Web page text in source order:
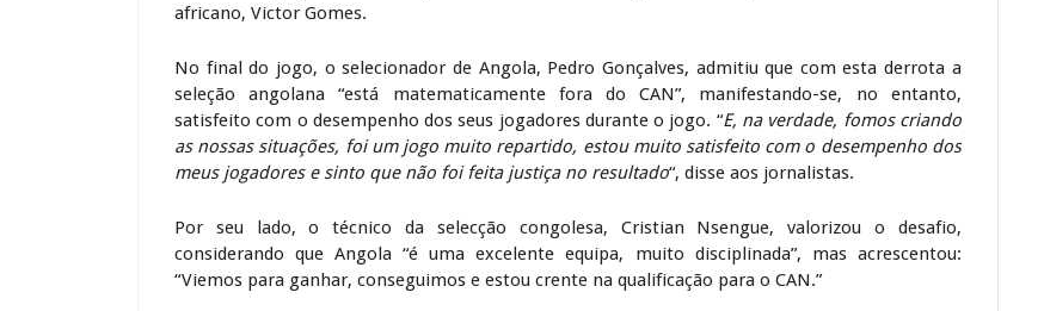
africano, Victor Gomes.
No final do jogo, o selecionador de Angola, Pedro Gonçalves, admitiu que com esta derrota a
seleção angolana “está matematicamente fora do CAN”, manifestando-se, no entanto,
satisfeito com o desempenho dos seus jogadores durante o jogo. “E, na verdade, fomos criando
as nossas situações, foi um jogo muito repartido, estou muito satisfeito com o desempenho dos
meus jogadores e sinto que não foi feita justiça no resultado“, disse aos jornalistas.
Por seu lado, o técnico da selecção congolesa, Cristian Nsengue, valorizou o desafio,
considerando que Angola “é uma excelente equipa, muito disciplinada”, mas acrescentou:
“Viemos para ganhar, conseguimos e estou crente na qualificação para o CAN.”